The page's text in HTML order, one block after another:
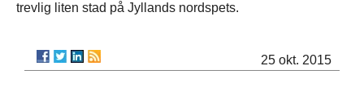
trevlig liten stad på Jyllands nordspets.
25 okt. 2015